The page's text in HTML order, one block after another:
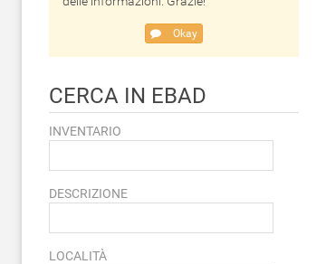
Okay
CERCA IN EBAD
INVENTARIO
DESCRIZIONE
LOCALITÀ